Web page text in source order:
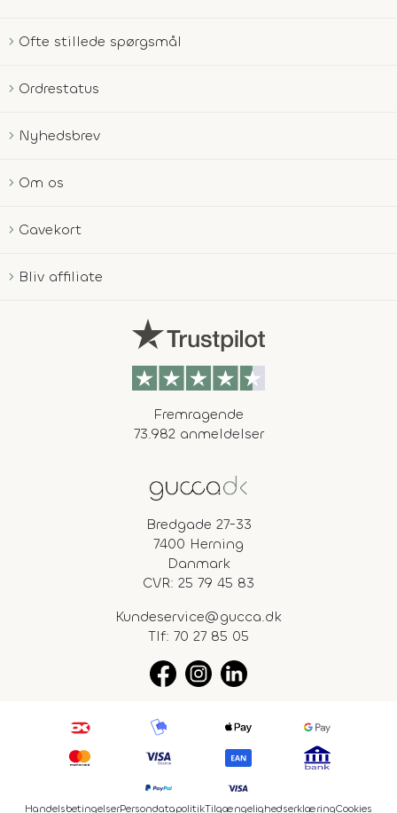
Ofte stillede spørgsmål
Ordrestatus
Nyhedsbrev
Om os
Gavekort
Bliv affiliate
Fremragende
73.982 anmeldelser
Bredgade 27-33
7400 Herning
Danmark
CVR: 25 79 45 83
Kundeservice@gucca.dk
Tlf: 70 27 85 05
HandelsbetingelserPersondatapolitikTilgængelighedserklæringCookies